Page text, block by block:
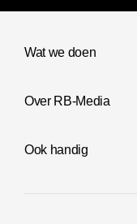
Wat we doen
Over RB-Media
Ook handig